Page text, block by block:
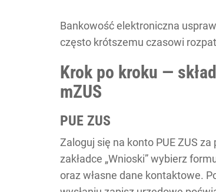
Bankowość elektroniczna
często krótszemu czasowi
Krok po kroku —
mZUS
PUE ZUS
Zaloguj się na konto PUE ZUS
zakładce „Wnioski” wybierz
oraz własne dane kontaktowe.